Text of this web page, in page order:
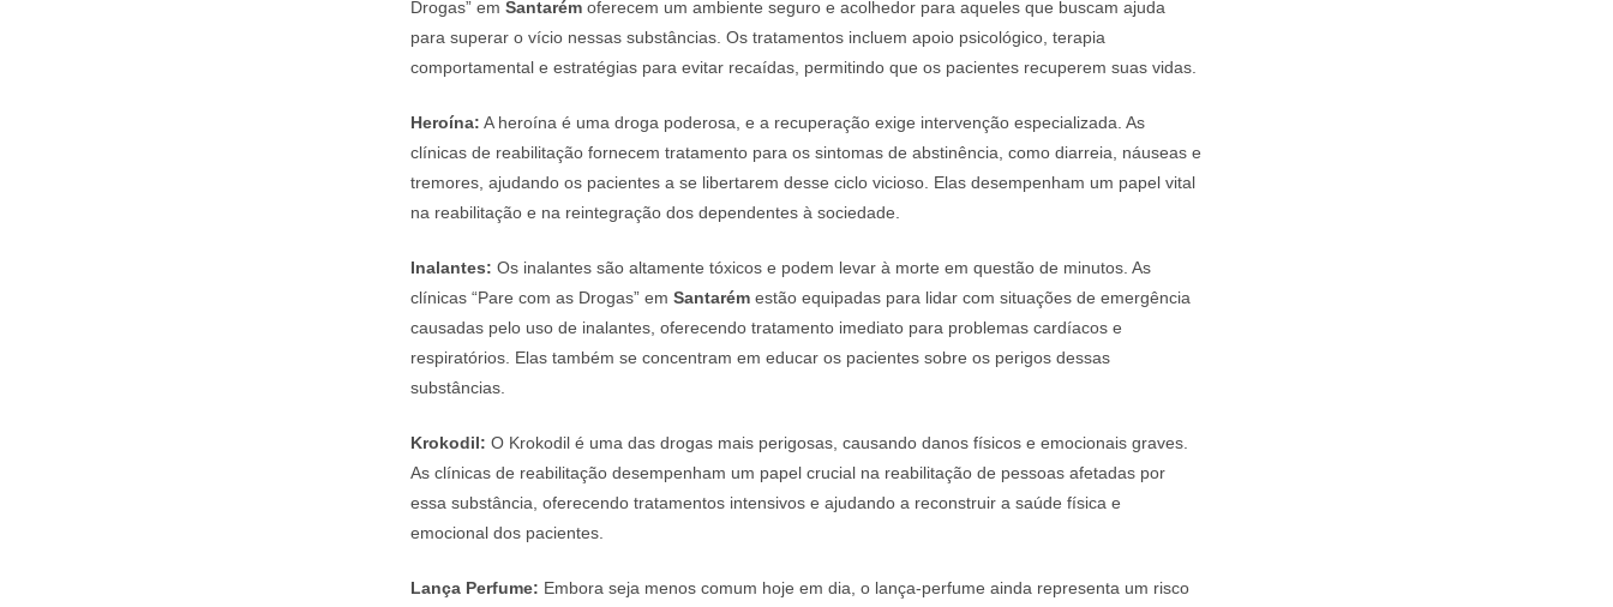
Drogas” em Santarém oferecem um ambiente seguro e acolhedor para aqueles que buscam ajuda
para superar o vício nessas substâncias. Os tratamentos incluem apoio psicológico, terapia
comportamental e estratégias para evitar recaídas, permitindo que os pacientes recuperem suas vidas.
Heroína: A heroína é uma droga poderosa, e a recuperação exige intervenção especializada. As
clínicas de reabilitação fornecem tratamento para os sintomas de abstinência, como diarreia, náuseas e
tremores, ajudando os pacientes a se libertarem desse ciclo vicioso. Elas desempenham um papel vital
na reabilitação e na reintegração dos dependentes à sociedade.
Inalantes: Os inalantes são altamente tóxicos e podem levar à morte em questão de minutos. As
clínicas “Pare com as Drogas” em Santarém estão equipadas para lidar com situações de emergência
causadas pelo uso de inalantes, oferecendo tratamento imediato para problemas cardíacos e
respiratórios. Elas também se concentram em educar os pacientes sobre os perigos dessas
substâncias.
Krokodil: O Krokodil é uma das drogas mais perigosas, causando danos físicos e emocionais graves.
As clínicas de reabilitação desempenham um papel crucial na reabilitação de pessoas afetadas por
essa substância, oferecendo tratamentos intensivos e ajudando a reconstruir a saúde física e
emocional dos pacientes.
Lança Perfume: Embora seja menos comum hoje em dia, o lança-perfume ainda representa um risco